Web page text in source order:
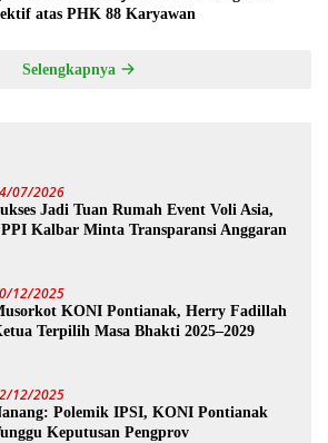
atas PHK 88 Karyawan
Selengkapnya
07/2026
Jadi Tuan Rumah Event Voli Asia,
Kalbar Minta Transparansi Anggaran
12/2025
KONI Pontianak, Herry Fadillah
Terpilih Masa Bhakti 2025–2029
12/2025
Polemik IPSI, KONI Pontianak
Keputusan Pengprov